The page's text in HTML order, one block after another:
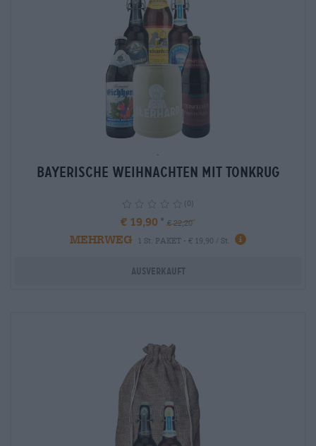
-
Bayerische Weihnachten mit Tonkrug
(0)
€ 19,90 € 22,20
MEHRWEG 1 St. PAKET - € 19,90 / St. info
Ausverkauft